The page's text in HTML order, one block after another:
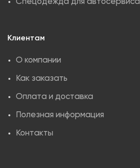
Клиентам
О компании
Как заказать
Оплата и доставка
Полезная информация
Контакты